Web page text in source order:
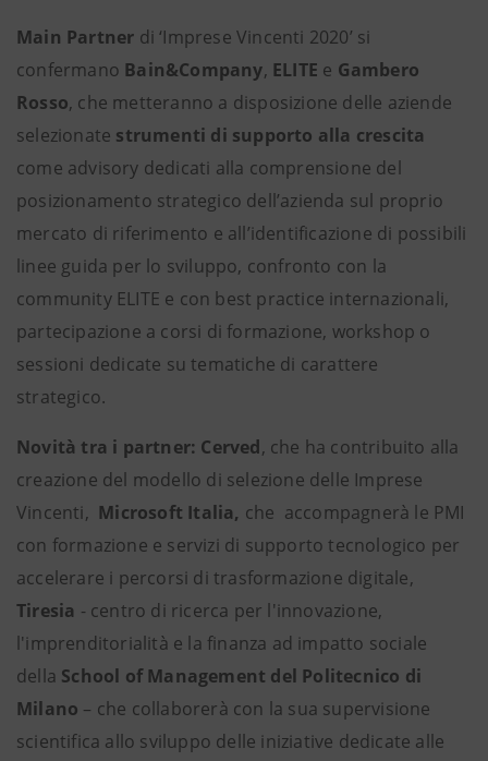
Main Partner di ‘Imprese Vincenti 2020’ si
confermano Bain&Company, ELITE e Gambero
Rosso, che metteranno a disposizione delle aziende
selezionate strumenti di supporto alla crescita
come advisory dedicati alla comprensione del
posizionamento strategico dell’azienda sul proprio
mercato di riferimento e all’identificazione di possibili
linee guida per lo sviluppo, confronto con la
community ELITE e con best practice internazionali,
partecipazione a corsi di formazione, workshop o
sessioni dedicate su tematiche di carattere
strategico.
Novità tra i partner: Cerved, che ha contribuito alla
creazione del modello di selezione delle Imprese
Vincenti, Microsoft Italia, che accompagnerà le PMI
con formazione e servizi di supporto tecnologico per
accelerare i percorsi di trasformazione digitale,
Tiresia - centro di ricerca per l'innovazione,
l'imprenditorialità e la finanza ad impatto sociale
della School of Management del Politecnico di
Milano – che collaborerà con la sua supervisione
scientifica allo sviluppo delle iniziative dedicate alle